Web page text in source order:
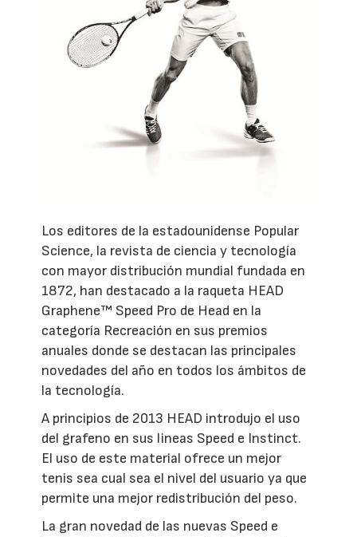
Los editores de la estadounidense Popular
Science, la revista de ciencia y tecnología
con mayor distribución mundial fundada en
1872, han destacado a la raqueta HEAD
Graphene™ Speed Pro de Head en la
categoría Recreación en sus premios
anuales donde se destacan las principales
novedades del año en todos los ámbitos de
la tecnología.
A principios de 2013 HEAD introdujo el uso
del grafeno en sus lineas Speed e Instinct.
El uso de este material ofrece un mejor
tenis sea cual sea el nivel del usuario ya que
permite una mejor redistribución del peso.
La gran novedad de las nuevas Speed e